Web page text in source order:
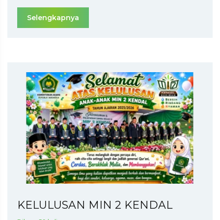
Selengkapnya
KELULUSAN MIN 2 KENDAL